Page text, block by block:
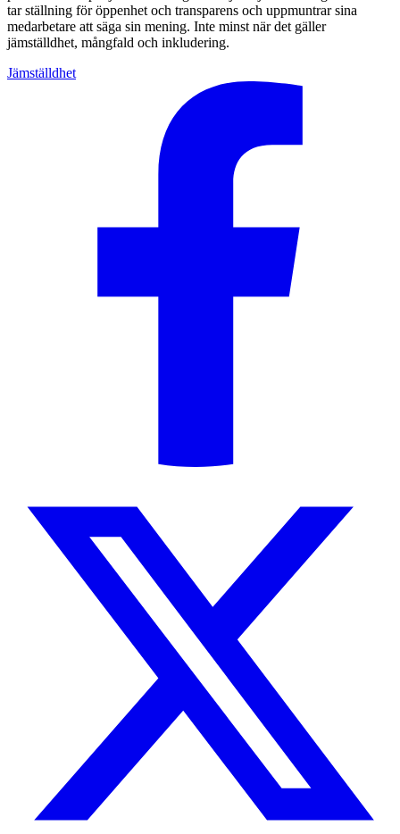
tar ställning för öppenhet och transparens och uppmuntrar sina
medarbetare att säga sin mening. Inte minst när det gäller
jämställdhet, mångfald och inkludering.
Jämställdhet